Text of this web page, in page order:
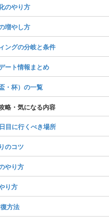
のやり方
増やし方
ングの分岐と条件
ート情報まとめ
・杯）の一覧
略・気になる内容
目に行くべき場所
のコツ
やり方
り方
方法